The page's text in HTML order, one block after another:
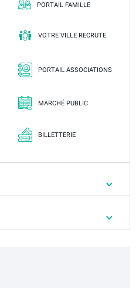
PORTAIL FAMILLE
VOTRE VILLE RECRUTE
PORTAIL ASSOCIATIONS
MARCHÉ PUBLIC
BILLETTERIE